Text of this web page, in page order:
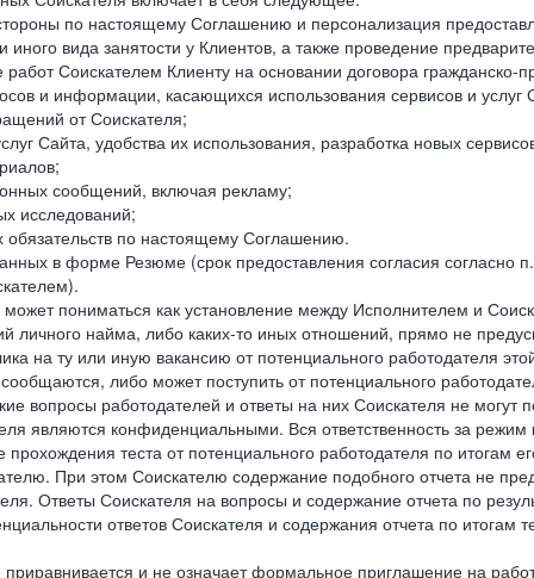
по настоящему Соглашению и персонализация
вида занятости у Клиентов, а также проведение
Соискателем Клиенту на основании договора гражданско-
и информации, касающихся использования сервисов и
от Соискателя;
Сайта, удобства их использования, разработка новых
сообщений, включая рекламу;
исследований;
по настоящему Соглашению.
в форме Резюме (срок предоставления согласия согласно
пониматься как установление между Исполнителем и
личного найма, либо каких-то иных отношений, прямо не
на ту или иную вакансию от потенциального работодателя
либо может поступить от потенциального
вопросы работодателей и ответы на них Соискателя не
являются конфиденциальными. Вся ответственность за
теста от потенциального работодателя по
При этом Соискателю содержание подобного отчета не
Ответы Соискателя на вопросы и содержание отчета по
ответов Соискателя и содержания отчета по
и не означает формальное приглашение на